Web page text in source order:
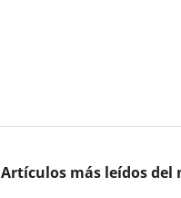
Artículos más leídos